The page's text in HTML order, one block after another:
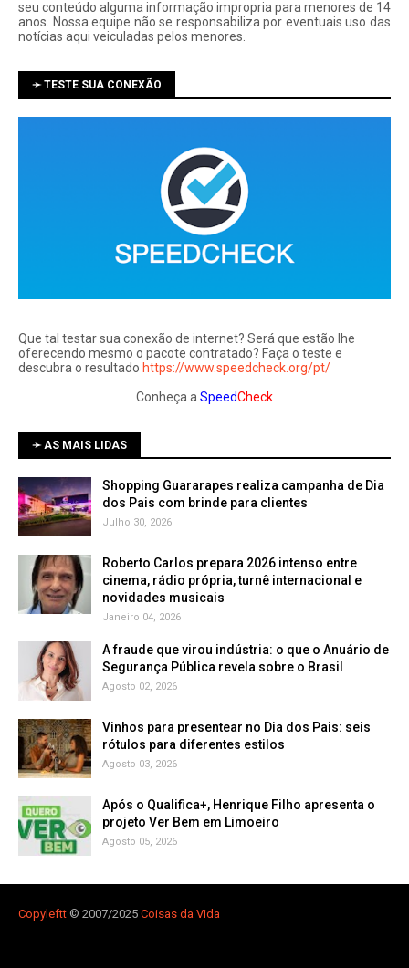
seu conteúdo alguma informação impropria para menores de 14
anos. Nossa equipe não se responsabiliza por eventuais uso das
notí­cias aqui veiculadas pelos menores.
➛ TESTE SUA CONEXÃO
Que tal testar sua conexão de internet? Será que estão lhe
oferecendo mesmo o pacote contratado? Faça o teste e
descubra o resultado https://www.speedcheck.org/pt/
Conheça a SpeedCheck
➛ AS MAIS LIDAS
Shopping Guararapes realiza campanha de Dia
dos Pais com brinde para clientes
Julho 30, 2026
Roberto Carlos prepara 2026 intenso entre
cinema, rádio própria, turnê internacional e
novidades musicais
Janeiro 04, 2026
A fraude que virou indústria: o que o Anuário de
Segurança Pública revela sobre o Brasil
Agosto 02, 2026
Vinhos para presentear no Dia dos Pais: seis
rótulos para diferentes estilos
Agosto 03, 2026
Após o Qualifica+, Henrique Filho apresenta o
projeto Ver Bem em Limoeiro
Agosto 05, 2026
Copyleftt © 2007/2025 Coisas da Vida